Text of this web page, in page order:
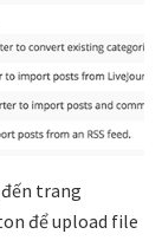
đến trang
để upload file